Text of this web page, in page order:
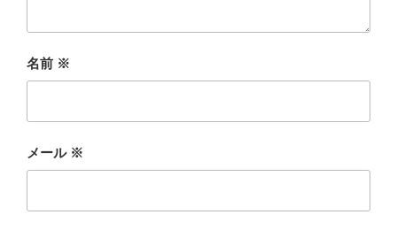
名前 ※
メール ※